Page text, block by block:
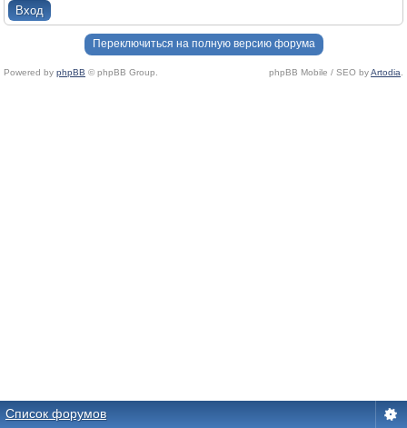
Переключиться на полную версию форума
Powered by phpBB © phpBB Group. phpBB Mobile / SEO byArtodia
Список форумов